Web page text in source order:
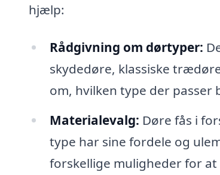
hjælp:
Rådgivning om dørtyper:
skydedøre, klassiske
om, hvilken type der
Materialevalg: Døre fås i
type har sine fordele og
forskellige muligheder for